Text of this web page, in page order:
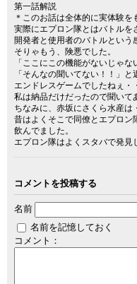
第一話解説
＊このお話は全体的に実体験を
実際にエプロン隊とはバトルを
開発者と使用者のバトルという
そりゃもう、険悪でした。
「ここにこの機能がないじゃ
「そんなの聞いてない！！」と
エンドレスゲームでしたねぇ・
私は納品だけだったので聞いて
ちなみに、赤坂にさくら水産は
昔はよくそこで同僚とエプロン
飲んでました。
エプロン隊はよくスタバで発見
コメントを投稿する
名前
名前を記憶しておく
コメント：